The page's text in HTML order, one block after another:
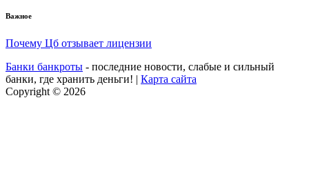
Важное
Почему Цб отзывает лицензии
Банки банкроты - последние новости, слабые и сильный
банки, где хранить деньги! | Карта сайта
Copyright © 2026